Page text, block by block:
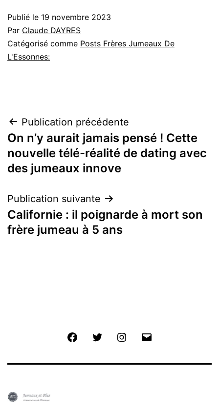
Publié le 19 novembre 2023
Par Claude DAYRES
Catégorisé comme Posts Frères Jumeaux De
L'Essonnes:
Navigation
de
l’article
Publication précédente
On n’y aurait jamais pensé ! Cette
nouvelle télé-réalité de dating avec
des jumeaux innove
Publication suivante
Californie : il poignarde à mort son
frère jumeau à 5 ans
FacebookTwitter Instagram